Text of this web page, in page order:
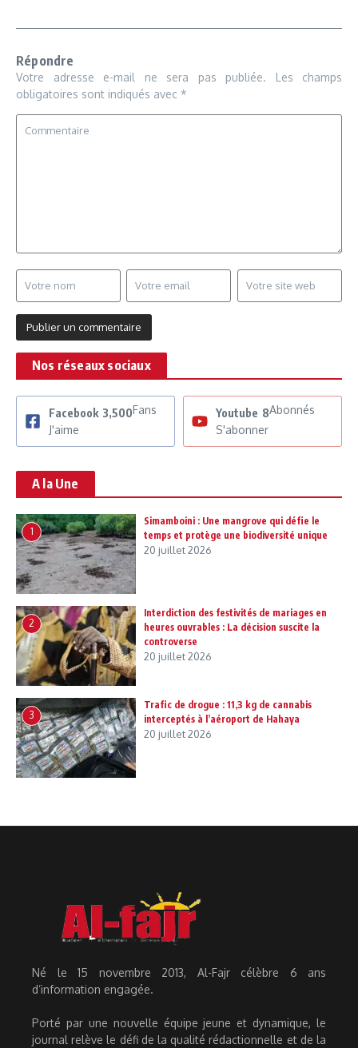
Répondre
Votre adresse e-mail ne sera pas publiée.
Les champs
obligatoires sont indiqués avec *
Nos réseaux sociaux
Facebook 3,500Fans
J'aime
Youtube 8Abonnés
S'abonner
A la Une
1
Simamboini : Une mangrove qui défie le
temps et protège une biodiversité unique
20 juillet 2026
2
Interdiction des festivités de mariages en
heures ouvrables : La décision suscite la
controverse
20 juillet 2026
3
Trafic de drogue : 11,3 kg de cannabis
interceptés à l’aéroport de Hahaya
20 juillet 2026
Né le 15 novembre 2013, Al-Fajr célèbre 6 ans
d’information engagée.
Porté par une nouvelle équipe jeune et dynamique, le
journal relève le défi de la qualité rédactionnelle et de la